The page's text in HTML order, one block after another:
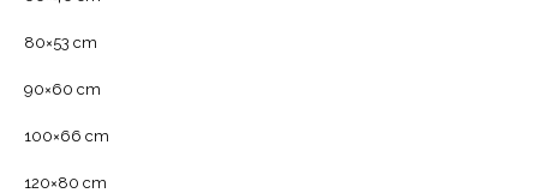
80×53 cm
90×60 cm
100×66 cm
120×80 cm